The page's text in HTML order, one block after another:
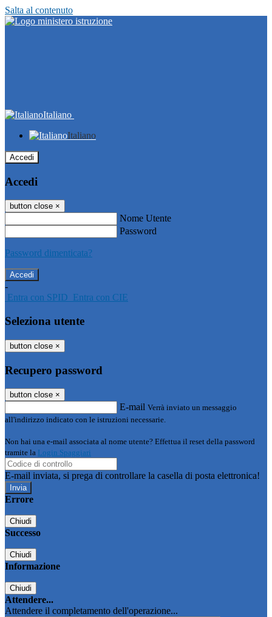
Salta al contenuto
Italiano
Italiano
Accedi
Accedi
button close ×
Nome Utente
Password
Password dimenticata?
-
Entra con SPID Entra con CIE
Seleziona utente
button close ×
Recupero password
button close ×
E-mail Verrà inviato un messaggio
all'indirizzo indicato con le istruzioni necessarie.
Non hai una e-mail associata al nome utente? Effettua il reset della password
tramite la Login Spaggiari
E-mail inviata, si prega di controllare la casella di posta elettronica!
Errore
Chiudi
Successo
Chiudi
Informazione
Chiudi
Attendere...
Attendere il completamento dell'operazione...